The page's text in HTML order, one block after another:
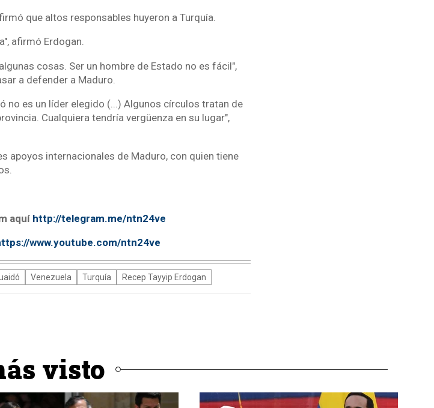
que altos responsables huyeron a Turquía.
afirmó Erdogan.
cosas. Ser un hombre de Estado no es fácil",
a defender a Maduro.
no es un líder elegido (...) Algunos círculos tratan de
Cualquiera tendría vergüenza en su lugar",
apoyos internacionales de Maduro, con quien tiene
aquí http://telegram.me/ntn24ve
www.youtube.com/ntn24ve
Venezuela Turquía Recep Tayyip Erdogan
visto